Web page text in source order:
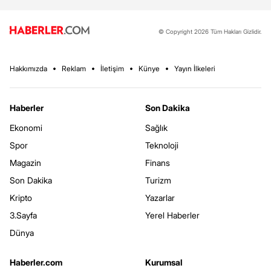
© Copyright 2026 Tüm Hakları Gizlidir.
Hakkımızda Reklam İletişim Künye Yayın İlkeleri
Haberler
Ekonomi
Spor
Magazin
Son Dakika
Kripto
3.Sayfa
Dünya
Son Dakika
Sağlık
Teknoloji
Finans
Turizm
Yazarlar
Yerel Haberler
Haberler.com
Kurumsal